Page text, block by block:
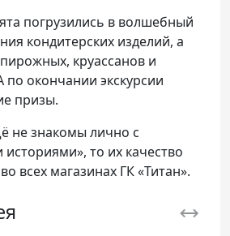
погрузились в волшебный
кондитерских изделий, а
круассанов и
по окончании экскурсии
призы.
не знакомы лично с
то их качество
всех магазинах ГК «Титан».